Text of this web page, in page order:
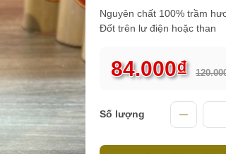
​​​​​​Nguyên chất 100% trầm
Đốt trên lư điện hoặc than
84.000₫
Số lượng